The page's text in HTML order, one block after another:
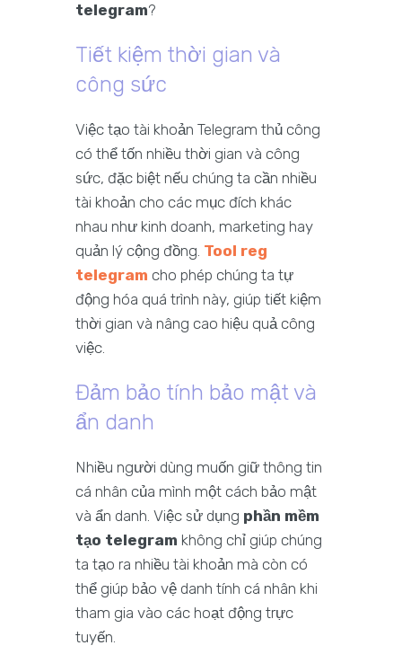
telegram?
Tiết kiệm thời gian và
công sức
Việc tạo tài khoản Telegram thủ công
có thể tốn nhiều thời gian và công
sức, đặc biệt nếu chúng ta cần nhiều
tài khoản cho các mục đích khác
nhau như kinh doanh, marketing hay
quản lý cộng đồng. Tool reg
telegram cho phép chúng ta tự
động hóa quá trình này, giúp tiết kiệm
thời gian và nâng cao hiệu quả công
việc.
Đảm bảo tính bảo mật và
ẩn danh
Nhiều người dùng muốn giữ thông tin
cá nhân của mình một cách bảo mật
và ẩn danh. Việc sử dụng phần mềm
tạo telegram không chỉ giúp chúng
ta tạo ra nhiều tài khoản mà còn có
thể giúp bảo vệ danh tính cá nhân khi
tham gia vào các hoạt động trực
tuyến.